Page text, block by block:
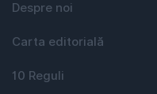
Despre noi
Carta editorială
10 Reguli